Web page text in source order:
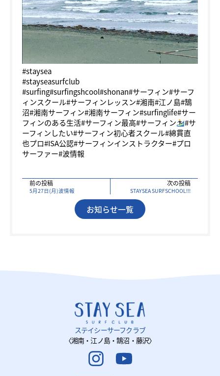
#staysea
#stayseasurfclub
#surfing#surfingshcool#shonan#サーフィン#サーフ
ィンスクール#サーフィンレッスン#湘南#江ノ島#鵠
沼#湘南サーフィン#湘南サーフィン#surfinglife#サー
フィンのある生活#サーフィン最高#サーフィン
#サ
ーフィンしたい#サーフィン初心者スクール#綿貫直
也プロ#ISA公認#サーフィンインストラクター#プロ
サーファー#波情報
前の投稿
5月27日(月)波情報
次の投稿
STAYSEA SURFSCHOOL!!!
お知らせ一覧
ステイシーサーフクラブ
〈湘南・江ノ島・鵠沼・藤沢〉